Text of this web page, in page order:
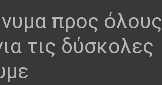
προς όλους
τις δύσκολες